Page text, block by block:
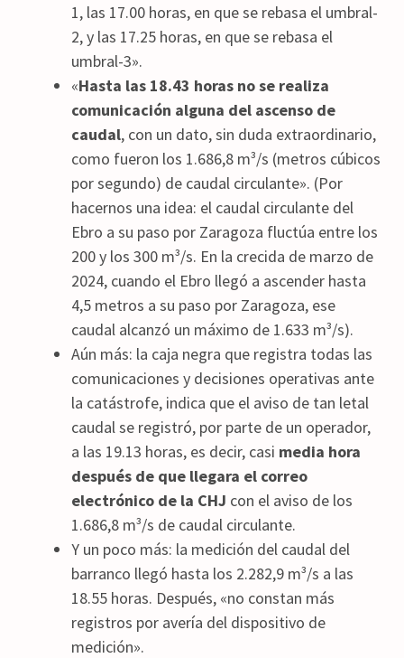
1, las 17.00 horas, en que se rebasa el umbral-
2, y las 17.25 horas, en que se rebasa el
umbral-3».
«Hasta las 18.43 horas no se realiza
comunicación alguna del ascenso de
caudal, con un dato, sin duda extraordinario,
como fueron los 1.686,8 m³/s (metros cúbicos
por segundo) de caudal circulante». (Por
hacernos una idea: el caudal circulante del
Ebro a su paso por Zaragoza fluctúa entre los
200 y los 300 m³/s. En la crecida de marzo de
2024, cuando el Ebro llegó a ascender hasta
4,5 metros a su paso por Zaragoza, ese
caudal alcanzó un máximo de 1.633 m³/s).
Aún más: la caja negra que registra todas las
comunicaciones y decisiones operativas ante
la catástrofe, indica que el aviso de tan letal
caudal se registró, por parte de un operador,
a las 19.13 horas, es decir, casi media hora
después de que llegara el correo
electrónico de la CHJ con el aviso de los
1.686,8 m³/s de caudal circulante.
Y un poco más: la medición del caudal del
barranco llegó hasta los 2.282,9 m³/s a las
18.55 horas. Después, «no constan más
registros por avería del dispositivo de
medición».